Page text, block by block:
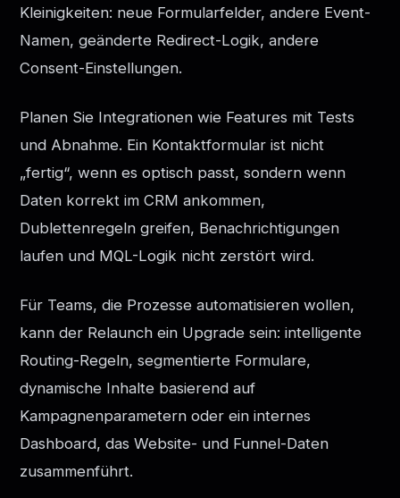
Kleinigkeiten: neue Formularfelder, andere Event-
Namen, geänderte Redirect-Logik, andere
Consent-Einstellungen.
Planen Sie Integrationen wie Features mit Tests
und Abnahme. Ein Kontaktformular ist nicht
„fertig“, wenn es optisch passt, sondern wenn
Daten korrekt im CRM ankommen,
Dublettenregeln greifen, Benachrichtigungen
laufen und MQL-Logik nicht zerstört wird.
Für Teams, die Prozesse automatisieren wollen,
kann der Relaunch ein Upgrade sein: intelligente
Routing-Regeln, segmentierte Formulare,
dynamische Inhalte basierend auf
Kampagnenparametern oder ein internes
Dashboard, das Website- und Funnel-Daten
zusammenführt.